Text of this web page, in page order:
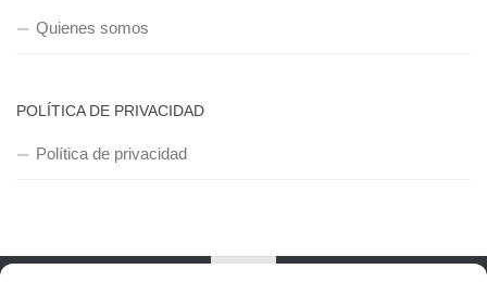
Quienes somos
POLÍTICA DE PRIVACIDAD
Política de privacidad